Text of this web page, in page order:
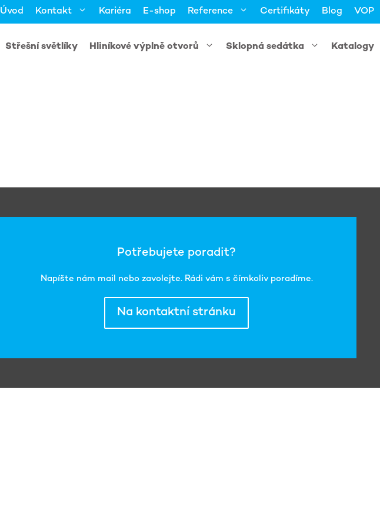
Úvod Kontakt Kariéra E-shop Reference Certifikáty Blog VOP
Střešní světlíky Hliníkové výplně otvorů Sklopná sedátka Katalogy
Potřebujete poradit?
Napíšte nám mail nebo zavolejte. Rádi vám s čímkoliv poradíme.
Na kontaktní stránku